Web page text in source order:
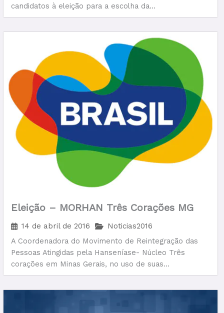
candidatos à eleição para a escolha da...
Eleição – MORHAN Três Corações MG
14 de abril de 2016
Noticias2016
A Coordenadora do Movimento de Reintegração das
Pessoas Atingidas pela Hanseníase- Núcleo Três
corações em Minas Gerais, no uso de suas...